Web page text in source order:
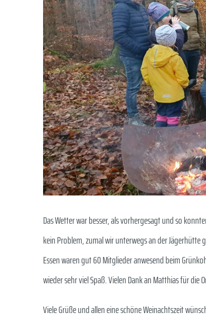
Bild
Das Wetter war besser, als vorhergesagt und so
kein Problem, zumal wir unterwegs an der
Essen waren gut 60 Mitglieder anwesend beim
wieder sehr viel Spaß. Vielen Dank an Matthias für die
Viele Grüße und allen eine schöne Weinachtszeit